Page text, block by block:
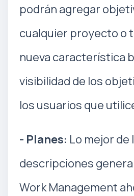
podrán agregar
cualquier proyecto o
nueva característica
visibilidad de los
los usuarios que
- Planes: Lo mejor de
descripciones
Work Management